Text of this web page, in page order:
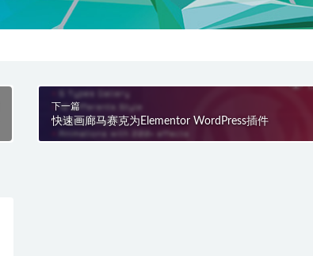
下一篇
快速画廊马赛克为Elementor WordPress插件